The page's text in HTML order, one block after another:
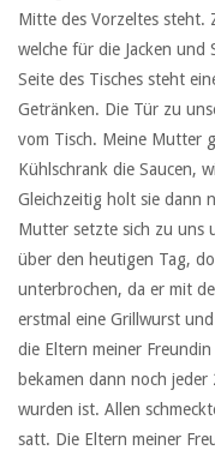
Mitte des Vorzeltes steht.
welche für die Jacken und
Seite des Tisches steht
Getränken. Die Tür zu
vom Tisch. Meine Mutter
Kühlschrank die Saucen,
Gleichzeitig holt sie dann
Mutter setzte sich zu uns
über den heutigen Tag,
unterbrochen, da er mit
erstmal eine Grillwurst
die Eltern meiner
bekamen dann noch jeder
wurden ist. Allen
satt. Die Eltern meiner